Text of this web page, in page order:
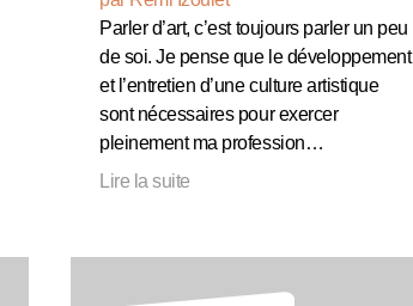
Parler d’art, c’est toujours parler un peu
de soi. Je pense que le développement
et l’entretien d’une culture artistique
sont nécessaires pour exercer
pleinement ma profession…
Lire la suite